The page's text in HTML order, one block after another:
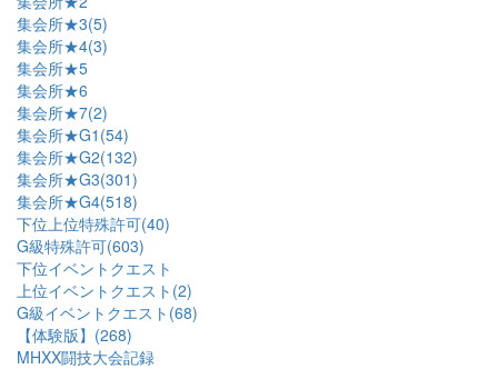
集会所★3(5)
集会所★4(3)
集会所★5
集会所★6
集会所★7(2)
集会所★G1(54)
集会所★G2(132)
集会所★G3(301)
集会所★G4(518)
下位上位特殊許可(40)
G級特殊許可(603)
下位イベントクエスト
上位イベントクエスト(2)
G級イベントクエスト(68)
【体験版】(268)
MHXX闘技大会記録